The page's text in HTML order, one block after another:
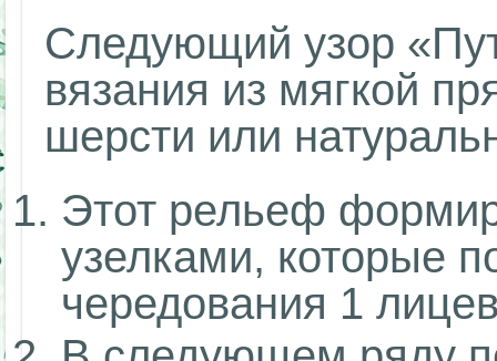
Следующий узор
вязания из мягкой
шерсти или
Этот рельеф
узелками, которые
чередования 1